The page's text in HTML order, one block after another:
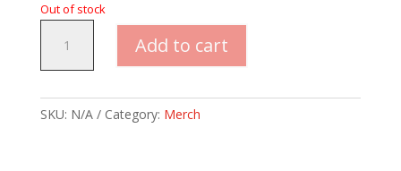
Out of stock
Cremallera
quantity
Add to cart
SKU: N/A Category: Merch